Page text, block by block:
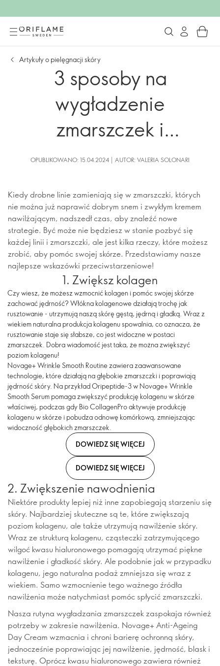
Artykuły o pielęgnacji skóry
3 sposoby na
wygładzenie
zmarszczek i
utrzymanie ich w takim
OPUBLIKOWANO: 15.04.2024 | AUTOR: VALERIA SOLONARI
Kiedy drobne linie zamieniają się w zmarszczki, których
nie można już naprawić dobrym snem i zwykłym kremem
nawilżającym, nadszedł czas, aby znaleźć nowe
strategie. Być może nie będziesz w stanie pozbyć się
każdej linii i zmarszczki, ale jest kilka rzeczy, które możesz
zrobić, aby pomóc swojej skórze. Przedstawiamy nasze
najlepsze wskazówki przeciwstarzeniowe!
1. Zwiększ kolagen
Czy wiesz, że możesz wzmocnić kolagen i pomóc swojej skórze
zachować jędrność? Włókna kolagenowe działają trochę jak
rusztowanie - utrzymują naszą skórę gęstą, jędrną i gładką. Wraz z
wiekiem naturalna produkcja kolagenu spowalnia, co oznacza, że
rusztowanie staje się słabsze, co jest widoczne w postaci
zmarszczek. Dobra wiadomość jest taka, że można zwiększyć
poziom kolagenu!
Novage+ Wrinkle Smooth Routine zawiera zaawansowane
technologie, które działają na głębokie zmarszczki i poprawiają
jędrność skóry. Na przykład Oripeptide-3 w Novage+ Wrinkle
Smooth Serum pomaga zwiększyć produkcję kolagenu w skórze
właściwej, podczas gdy Bio CollagenPro aktywuje produkcję
kolagenu w skórze i pobudza odnowę komórkową, zmniejszając
widoczność głębokich zmarszczek.
DOWIEDZ SIĘ WIĘCEJ
DOWIEDZ SIĘ WIĘCEJ
2. Zwiększenie nawodnienia
Niektóre produkty lepiej niż inne zapobiegają starzeniu się
skóry. Najbardziej skuteczne są te, które zwiększają
poziom kolagenu, ale także utrzymują nawilżenie skóry.
Wraz ze strukturą kolagenu, cząsteczki zatrzymującego
wilgoć kwasu hialuronowego pomagają utrzymać piękne
nawilżenie i gładkość skóry. Ale podobnie jak w przypadku
kolagenu, jego naturalna podaż zmniejsza się wraz z
wiekiem. Samo wzmocnienie tego ważnego źródła
nawilżenia może natychmiast pomóc spłycić zmarszczki.
Nasza rutyna wygładzania zmarszczek zaspokaja również
potrzeby w zakresie nawilżenia. Novage+ Anti-Ageing
Day Cream wzmacnia i chroni barierę ochronną skóry,
jednocześnie poprawiając jej nawilżenie, jędrność, blask i
teksturę. Oprócz kwasu hialuronowego zawiera również